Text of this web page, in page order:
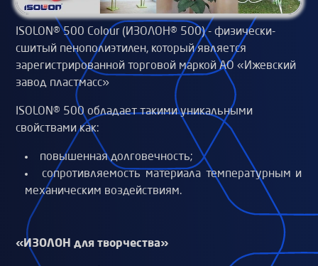
ISOLON® 500 Colour (ИЗОЛОН® 500) - физически-
сшитый пенополиэтилен, который является
зарегистрированной торговой маркой АО «Ижевский
завод пластмасс»
ISOLON® 500 обладает такими уникальными
свойствами как:
повышенная долговечность;
сопротивляемость материала температурным и
механическим воздействиям.
«ИЗОЛОН для творчества»